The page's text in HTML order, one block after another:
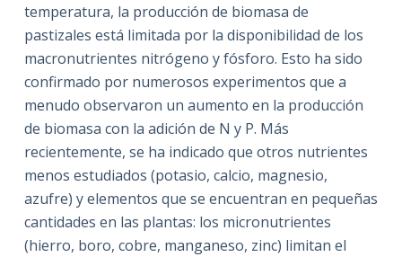
temperatura, la producción de biomasa de
pastizales está limitada por la disponibilidad de los
macronutrientes nitrógeno y fósforo. Esto ha sido
confirmado por numerosos experimentos que a
menudo observaron un aumento en la producción
de biomasa con la adición de N y P. Más
recientemente, se ha indicado que otros nutrientes
menos estudiados (potasio, calcio, magnesio,
azufre) y elementos que se encuentran en pequeñas
cantidades en las plantas: los micronutrientes
(hierro, boro, cobre, manganeso, zinc) limitan el